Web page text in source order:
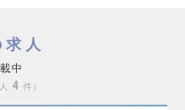
人
中
4 件